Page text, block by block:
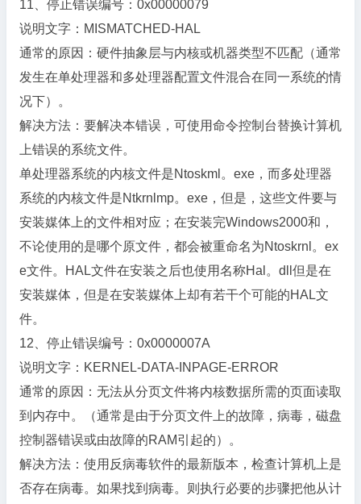
11、停止错误编号：0x00000079
说明文字：MISMATCHED-HAL
通常的原因：硬件抽象层与内核或机器类型不匹配（通常
发生在单处理器和多处理器配置文件混合在同一系统的情
况下）。
解决方法：要解决本错误，可使用命令控制台替换计算机
上错误的系统文件。
单处理器系统的内核文件是Ntoskml。exe，而多处理器
系统的内核文件是Ntkrnlmp。exe，但是，这些文件要与
安装媒体上的文件相对应；在安装完Windows2000和，
不论使用的是哪个原文件，都会被重命名为Ntoskrnl。ex
e文件。HAL文件在安装之后也使用名称Hal。dll但是在
安装媒体，但是在安装媒体上却有若干个可能的HAL文
件。
12、停止错误编号：0x0000007A
说明文字：KERNEL-DATA-INPAGE-ERROR
通常的原因：无法从分页文件将内核数据所需的页面读取
到内存中。（通常是由于分页文件上的故障，病毒，磁盘
控制器错误或由故障的RAM引起的）。
解决方法：使用反病毒软件的最新版本，检查计算机上是
否存在病毒。如果找到病毒。则执行必要的步骤把他从计